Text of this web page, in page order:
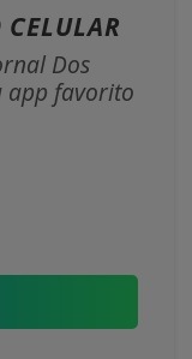
Dos
app favorito